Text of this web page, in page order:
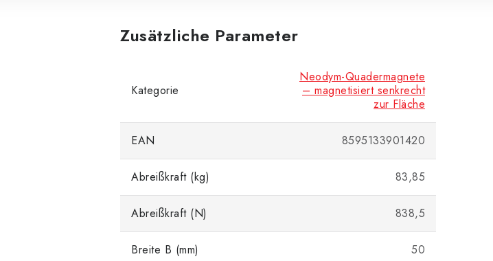
Zusätzliche Parameter
Kategorie
Neodym-Quadermagnete
– magnetisiert senkrecht
zur Fläche
EAN 8595133901420
Abreißkraft (kg) 83,85
Abreißkraft (N) 838,5
Breite B (mm) 50